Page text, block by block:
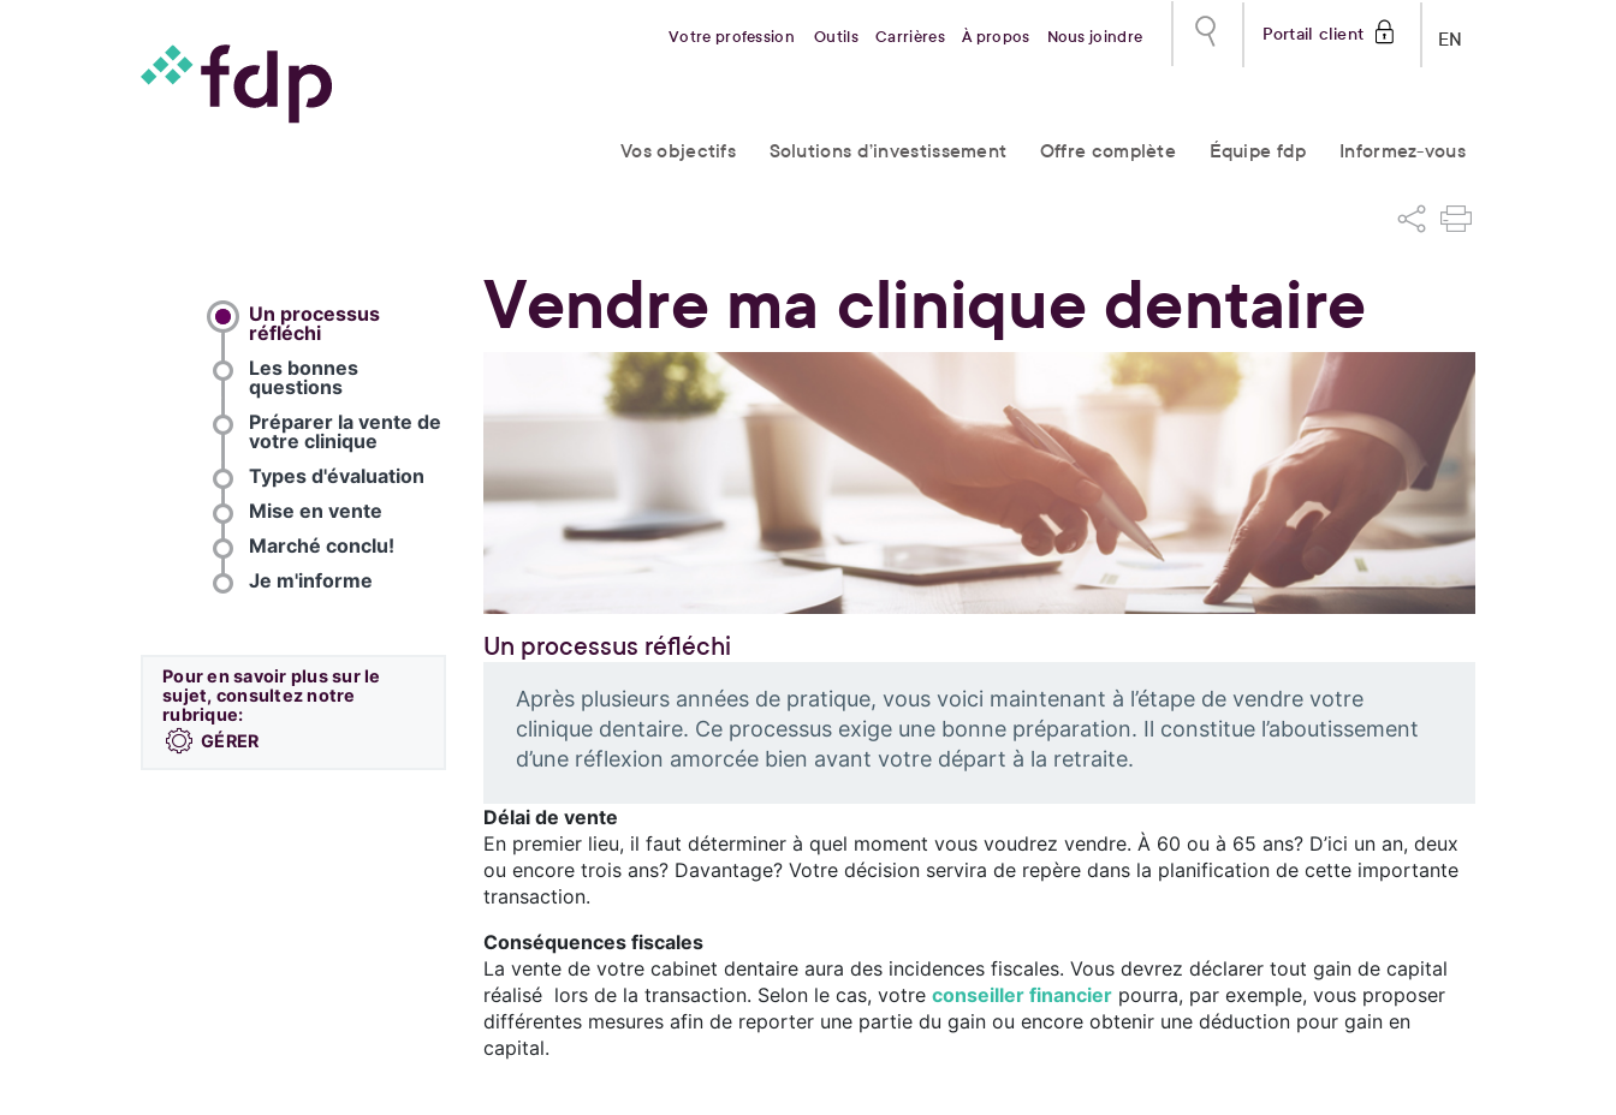
EN
Portail client
Votre profession Outils Carrières À propos Nous joindre
Vos objectifs Solutions d’investissement Offre complète Équipe fdp Informez-vous
Vendre ma clinique dentaire
Un processus
réfléchi
Les bonnes
questions
Préparer la vente de
votre clinique
Types d'évaluation
Mise en vente
Marché conclu!
Je m'informe
Un processus réfléchi
Après plusieurs années de pratique, vous voici maintenant à l’étape de vendre votre
clinique dentaire. Ce processus exige une bonne préparation. Il constitue l’aboutissement
d’une réflexion amorcée bien avant votre départ à la retraite.
Délai de vente
En premier lieu, il faut déterminer à quel moment vous voudrez vendre. À 60 ou à 65 ans? D’ici un an, deux
ou encore trois ans? Davantage? Votre décision servira de repère dans la planification de cette importante
transaction.
Conséquences fiscales
La vente de votre cabinet dentaire aura des incidences fiscales. Vous devrez déclarer tout gain de capital
réalisé lors de la transaction. Selon le cas, votreconseiller financier pourra, par exemple, vous proposer
différentes mesures afin de reporter une partie du gain ou encore obtenir une déduction pour gain en
capital.
Pour en savoir plus sur le
sujet, consultez notre
rubrique:
GÉRER